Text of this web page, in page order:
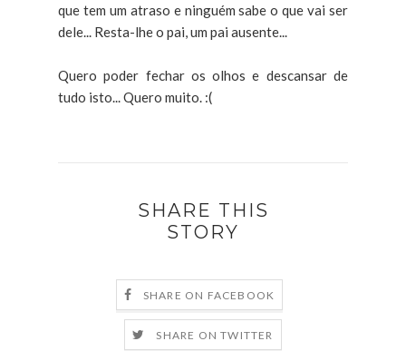
que tem um atraso e ninguém sabe o que vai ser
dele... Resta-lhe o pai, um pai ausente...
Quero poder fechar os olhos e descansar de
tudo isto... Quero muito. :(
SHARE THIS
STORY
SHARE ON FACEBOOK
SHARE ON TWITTER